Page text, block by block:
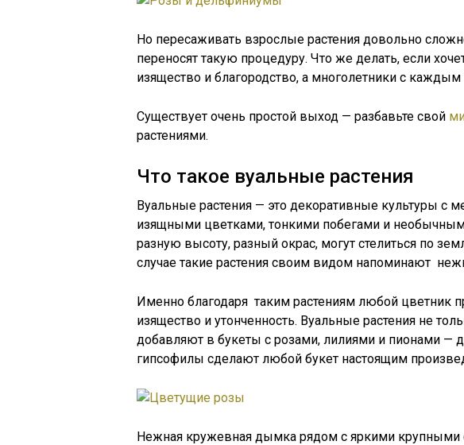
Но пересаживать взрослые растения довольно
переносят такую процедуру. Что же делать, если
изящество и благородство, а многолетники с
Существует очень простой выход — разбавьте свой
растениями.
Что такое вуальные растения
Вуальные растения — это декоративные культуры с
изящными цветками, тонкими побегами и
разную высоту, разный окрас, могут стелиться по
случае такие растения своим видом напоминают
Именно благодаря таким растениям любой цветник
изящество и утонченность. Вуальные растения не
добавляют в букеты с розами, лилиями и пионами —
гипсофилы сделают любой букет настоящим
Нежная кружевная дымка рядом с яркими